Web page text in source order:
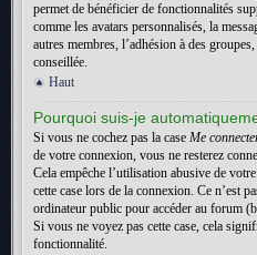
permet de bénéficier de fonctionnalités
comme les avatars personnalisés, la
autres membres, l’adhésion à des
conseillée.
Haut
Pourquoi suis-je
Si vous ne cochez pas la case Me
de votre connexion, vous ne resterez
Cela empêche l’utilisation abusive de
cette case lors de la connexion. Ce n’est
ordinateur public pour accéder au forum
Si vous ne voyez pas cette case, cela
fonctionnalité.